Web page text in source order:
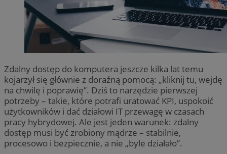
Zdalny dostęp do komputera jeszcze kilka lat temu
kojarzył się głównie z doraźną pomocą: „kliknij tu, wejdę
na chwilę i poprawię”. Dziś to narzędzie pierwszej
potrzeby – takie, które potrafi uratować KPI, uspokoić
użytkowników i dać działowi IT przewagę w czasach
pracy hybrydowej. Ale jest jeden warunek: zdalny
dostęp musi być zrobiony mądrze – stabilnie,
procesowo i bezpiecznie, a nie „byle działało”.